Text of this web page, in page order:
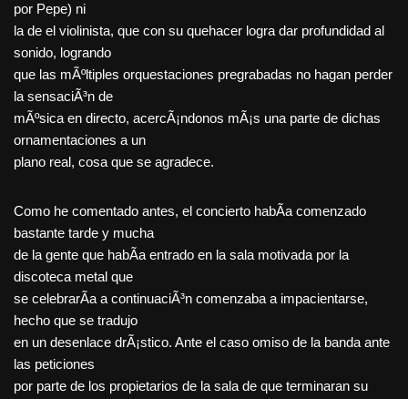
por Pepe) ni
la de el violinista, que con su quehacer logra dar profundidad al
sonido, logrando
que las mÃºltiples orquestaciones pregrabadas no hagan perder
la sensaciÃ³n de
mÃºsica en directo, acercÃ¡ndonos mÃ¡s una parte de dichas
ornamentaciones a un
plano real, cosa que se agradece.
Como he comentado antes, el concierto habÃ­a comenzado
bastante tarde y mucha
de la gente que habÃ­a entrado en la sala motivada por la
discoteca metal que
se celebrarÃ­a a continuaciÃ³n comenzaba a impacientarse,
hecho que se tradujo
en un desenlace drÃ¡stico. Ante el caso omiso de la banda ante
las peticiones
por parte de los propietarios de la sala de que terminaran su